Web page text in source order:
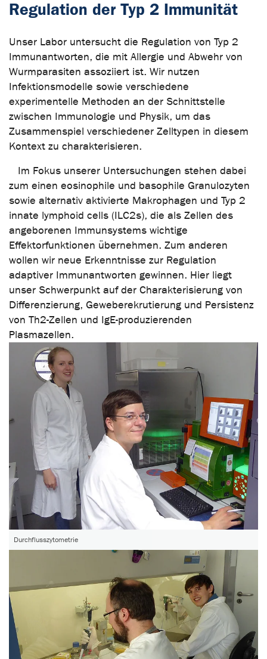
Regulation der Typ 2 Immunität
Durchflusszytometrie
Unser Labor untersucht die Regulation von Typ 2
Immunantworten, die mit Allergie und Abwehr von
Wurmparasiten assoziiert ist. Wir nutzen
Infektionsmodelle sowie verschiedene
experimentelle Methoden an der Schnittstelle
zwischen Immunologie und Physik, um das
Zusammenspiel verschiedener Zelltypen in diesem
Kontext zu charakterisieren.
Im Fokus unserer Untersuchungen stehen dabei
zum einen eosinophile und basophile Granulozyten
sowie alternativ aktivierte Makrophagen und Typ 2
innate lymphoid cells (ILC2s), die als Zellen des
angeborenen Immunsystems wichtige
Effektorfunktionen übernehmen. Zum anderen
wollen wir neue Erkenntnisse zur Regulation
adaptiver Immunantworten gewinnen. Hier liegt
unser Schwerpunkt auf der Charakterisierung von
Differenzierung, Geweberekrutierung und Persistenz
von Th2-Zellen und IgE-produzierenden
Plasmazellen.